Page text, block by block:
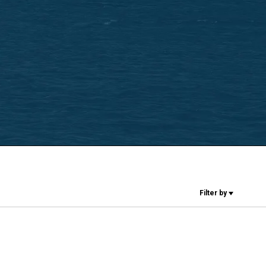
Filter by
Sostenibilidad